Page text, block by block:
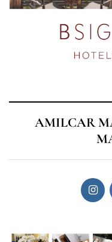
AMILCAR